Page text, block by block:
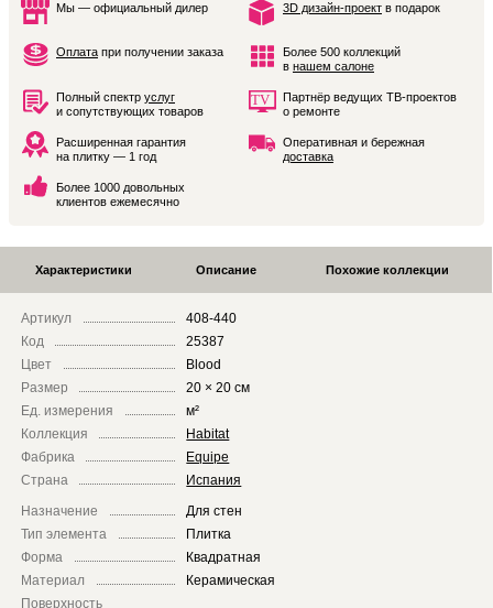
Мы — официальный дилер 3D дизайн-проект в подарок
Оплата при получении заказа
Более 500 коллекций
в нашем салоне
Полный спектр услуг
и сопутствующих товаров
Партнёр ведущих ТВ-проектов
о ремонте
Расширенная гарантия
на плитку — 1 год
Оперативная и бережная
доставка
Более 1000 довольных
клиентов ежемесячно
Характеристики Описание Похожие коллекции
Артикул
408-440
Код
25387
Цвет
Blood
Размер
20 × 20 см
Ед. измерения
м²
Коллекция
Habitat
Фабрика
Equipe
Страна
Испания
Назначение
Для стен
Тип элемента
Плитка
Форма
Квадратная
Материал
Керамическая
Поверхность